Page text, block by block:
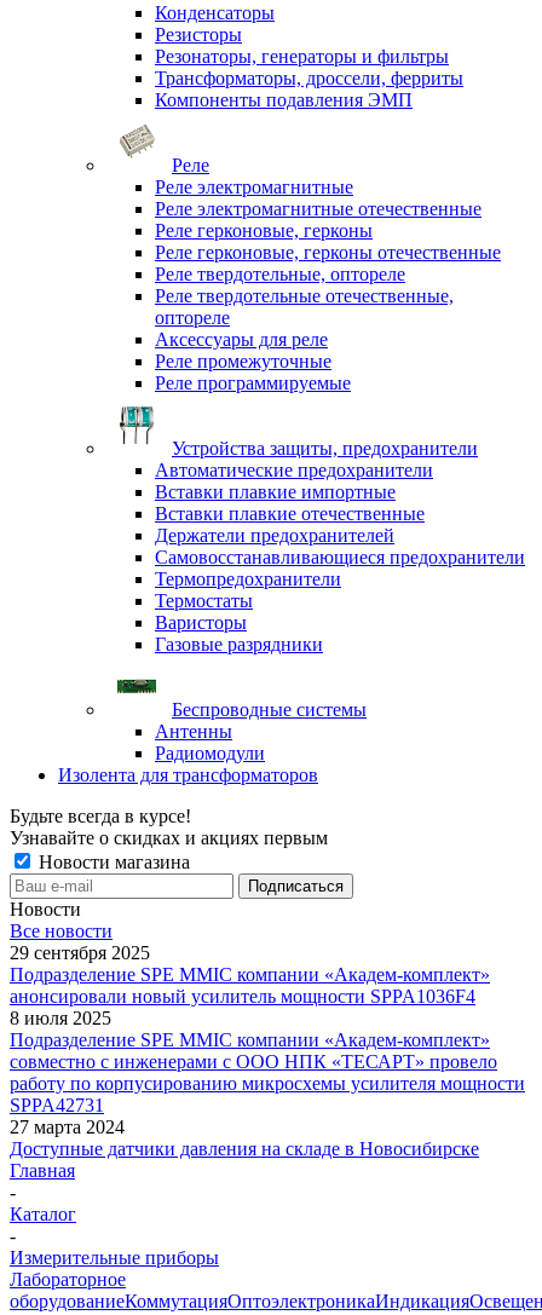
Конденсаторы
Резисторы
Резонаторы, генераторы и фильтры
Трансформаторы, дроссели, ферриты
Компоненты подавления ЭМП
Реле
Реле электромагнитные
Реле электромагнитные отечественные
Реле герконовые, герконы
Реле герконовые, герконы отечественные
Реле твердотельные, оптореле
Реле твердотельные отечественные,
оптореле
Аксессуары для реле
Реле промежуточные
Реле программируемые
Устройства защиты, предохранители
Автоматические предохранители
Вставки плавкие импортные
Вставки плавкие отечественные
Держатели предохранителей
Самовосстанавливающиеся предохранители
Термопредохранители
Термостаты
Варисторы
Газовые разрядники
Беспроводные системы
Антенны
Радиомодули
Изолента для трансформаторов
Будьте всегда в курсе!
Узнавайте о скидках и акциях первым
Новости магазина
Новости
Все новости
29 сентября 2025
Подразделение SPE MMIC компании «Академ-комплект»
анонсировали новый усилитель мощности SPPA1036F4
8 июля 2025
Подразделение SPE MMIC компании «Академ-комплект»
совместно с инженерами с ООО НПК «ТЕСАРТ» провело
работу по корпусированию микросхемы усилителя мощности
SPPA42731
27 марта 2024
Доступные датчики давления на складе в Новосибирске
Главная
-
Каталог
-
Измерительные приборы
Лабораторное
оборудованиеКоммутацияОптоэлектроникаИндикация